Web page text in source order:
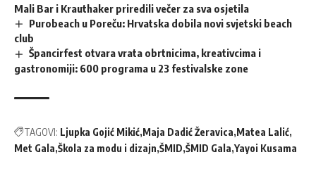
Mali Bar i Krauthaker priredili večer za sva osjetila
Purobeach u Poreču: Hrvatska dobila novi svjetski beach
club
Špancirfest otvara vrata obrtnicima, kreativcima i
gastronomiji: 600 programa u 23 festivalske zone
TAGOVI: Ljupka Gojić Mikić Maja Dadić Žeravica Matea Lalić
Met Gala Škola za modu i dizajn ŠMID ŠMID Gala Yayoi Kusama